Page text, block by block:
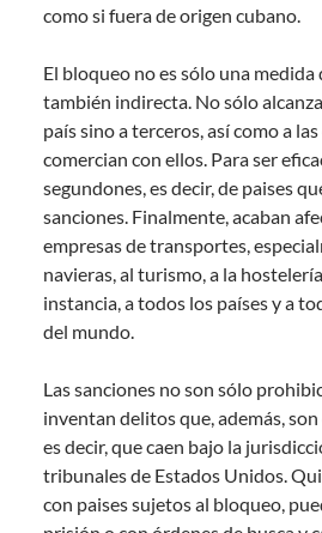
como si fuera de origen cubano.
El bloqueo no es sólo una medida
también indirecta. No sólo
país sino a terceros, así como a
comercian con ellos. Para ser
segundones, es decir, de paises
sanciones. Finalmente, acaban
empresas de transportes,
navieras, al turismo, a la
instancia, a todos los países y a
del mundo.
Las sanciones no son sólo
inventan delitos que, además,
es decir, que caen bajo la
tribunales de Estados Unidos.
con paises sujetos al bloqueo,